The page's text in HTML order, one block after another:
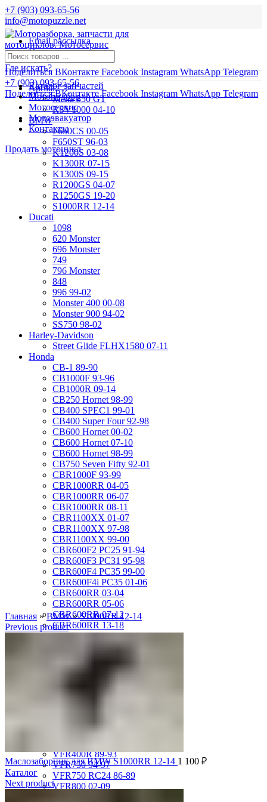
+7 (903) 093-65-56
info@motopuzzle.net
Email рассылка
Новости
Поделиться ВКонтакте Facebook Instagram WhatsApp Telegram
+7 (903) 093-65-56
Поделиться ВКонтакте Facebook Instagram WhatsApp Telegram
Где искать?
Aprilia
Mana 850 GT
RSV1000 04-10
BMW
F650CS 00-05
F650ST 96-03
K1200S 03-08
K1300R 07-15
K1300S 09-15
R1200GS 04-07
R1250GS 19-20
S1000RR 12-14
Ducati
1098
620 Monster
696 Monster
749
796 Monster
848
996 99-02
Monster 400 00-08
Monster 900 94-02
SS750 98-02
Harley-Davidson
Street Glide FLHX1580 07-11
Honda
CB-1 89-90
CB1000F 93-96
CB1000R 09-14
CB250 Hornet 98-99
CB400 SPEC1 99-01
CB400 Super Four 92-98
CB600 Hornet 00-02
CB600 Hornet 07-10
CB600 Hornet 98-99
CB750 Seven Fifty 92-01
CBR1000F 93-99
CBR1000RR 04-05
CBR1000RR 06-07
CBR1000RR 08-11
CBR1100XX 01-07
CBR1100XX 97-98
CBR1100XX 99-00
CBR600F2 PC25 91-94
CBR600F3 PC31 95-98
CBR600F4 PC35 99-00
CBR600F4i PC35 01-06
CBR600RR 03-04
CBR600RR 05-06
CBR600RR 07-12
CBR600RR 13-18
CBR750F Hurricane 87-89
CBR929RR 00-01
CBR954RR 02-03
GL1500 Gold Wing 88-00
GL1500 Valkyrie 97-00
GL1500 Valkyrie Interstate 99-01
VF750 Super Magna 87-89
VFR400R 89-93
VFR750 94-97
VFR750 RC24 86-89
VFR800 02-09
Каталог запчастей
Мотоподбор
Мотосервис
Мотоэвакуатор
Контакты
Продать мотоцикл
Главная »BMW»S1000RR 12-14
Previous product
Маслозаборник для BMW S1000RR 12-14 1 100 ₽
Каталог
Next product